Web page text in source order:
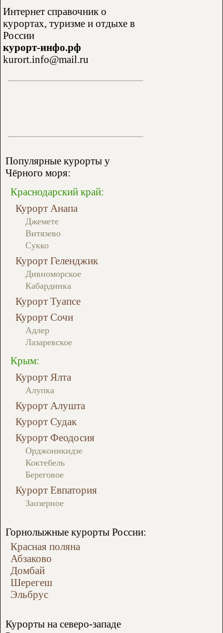
Интернет справочник о
курортах, туризме и отдыхе в
России
курорт-инфо.рф
kurort.info@mail.ru
Популярные курорты у
Чёрного моря:
Краснодарский край:
Курорт Анапа
Джемете
Витязево
Сукко
Курорт Геленджик
Дивноморское
Кабардинка
Курорт Туапсе
Курорт Сочи
Адлер
Лазаревское
Крым:
Курорт Ялта
Алупка
Курорт Алушта
Курорт Судак
Курорт Феодосия
Орджоникидзе
Коктебель
Береговое
Курорт Евпатория
Заозерное
Горнолыжные курорты России:
Красная поляна
Абзаково
Домбай
Шерегеш
Эльбрус
Курорты на северо-западе